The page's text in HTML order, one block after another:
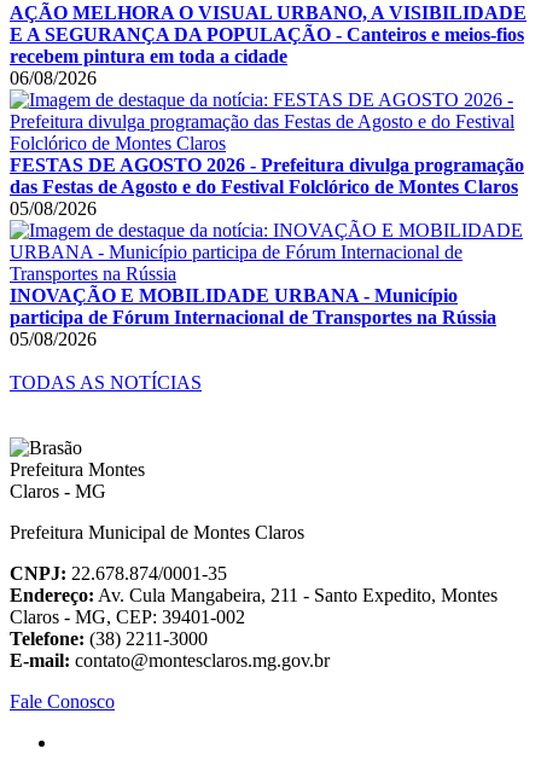
AÇÃO MELHORA O VISUAL URBANO, A VISIBILIDADE
E A SEGURANÇA DA POPULAÇÃO - Canteiros e meios-fios
recebem pintura em toda a cidade
06/08/2026
FESTAS DE AGOSTO 2026 - Prefeitura divulga programação
das Festas de Agosto e do Festival Folclórico de Montes Claros
05/08/2026
INOVAÇÃO E MOBILIDADE URBANA - Município
participa de Fórum Internacional de Transportes na Rússia
05/08/2026
TODAS AS NOTÍCIAS
Prefeitura Municipal de Montes Claros
CNPJ: 22.678.874/0001-35
Endereço: Av. Cula Mangabeira, 211 - Santo Expedito, Montes
Claros - MG, CEP: 39401-002
Telefone: (38) 2211-3000
E-mail: contato@montesclaros.mg.gov.br
Fale Conosco